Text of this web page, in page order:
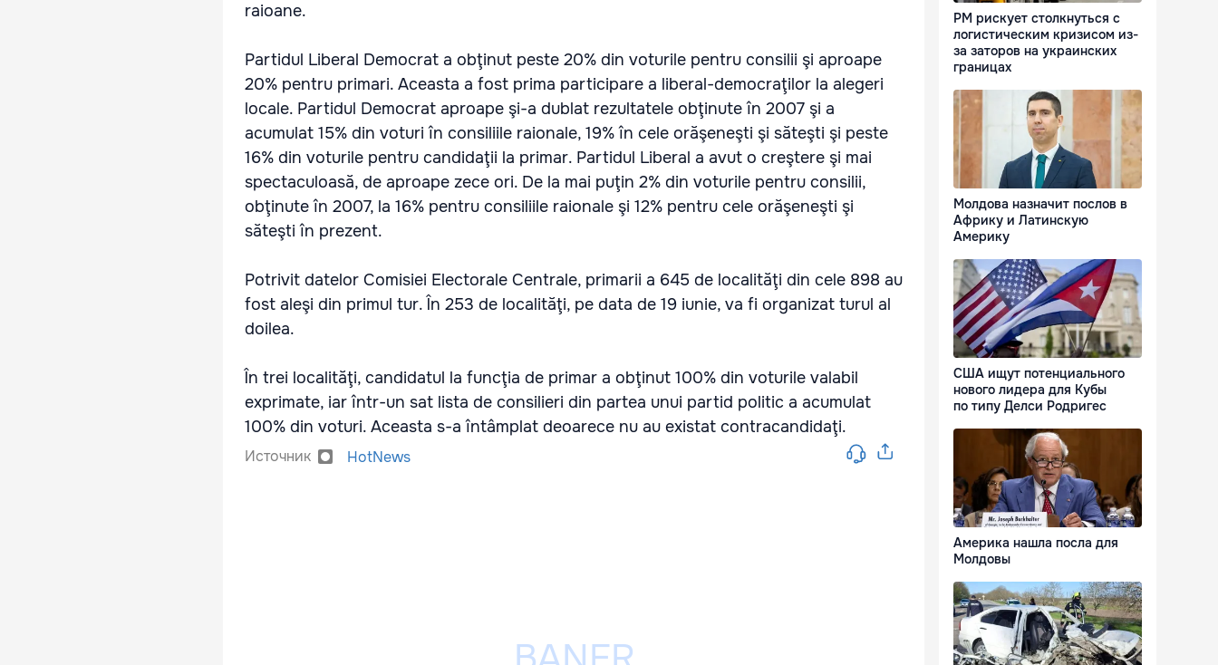
raioane.
Partidul Liberal Democrat a obţinut peste 20% din voturile pentru consilii şi aproape
20% pentru primari. Aceasta a fost prima participare a liberal-democraţilor la alegeri
locale. Partidul Democrat aproape şi-a dublat rezultatele obţinute în 2007 şi a
acumulat 15% din voturi în consiliile raionale, 19% în cele orăşeneşti şi săteşti şi peste
16% din voturile pentru candidaţii la primar. Partidul Liberal a avut o creştere şi mai
spectaculoasă, de aproape zece ori. De la mai puţin 2% din voturile pentru consilii,
obţinute în 2007, la 16% pentru consiliile raionale şi 12% pentru cele orăşeneşti şi
săteşti în prezent.
Potrivit datelor Comisiei Electorale Centrale, primarii a 645 de localităţi din cele 898 au
fost aleşi din primul tur. În 253 de localităţi, pe data de 19 iunie, va fi organizat turul al
doilea.
În trei localităţi, candidatul la funcţia de primar a obţinut 100% din voturile valabil
exprimate, iar într-un sat lista de consilieri din partea unui partid politic a acumulat
100% din voturi. Aceasta s-a întâmplat deoarece nu au existat contracandidaţi.
Источник HotNews
РМ рискует столкнуться с
логистическим кризисом из-
за заторов на украинских
границах
Молдова назначит послов в
Африку и Латинскую
Америку
США ищут потенциального
нового лидера для Кубы
по типу Делси Родригес
Америка нашла посла для
Молдовы